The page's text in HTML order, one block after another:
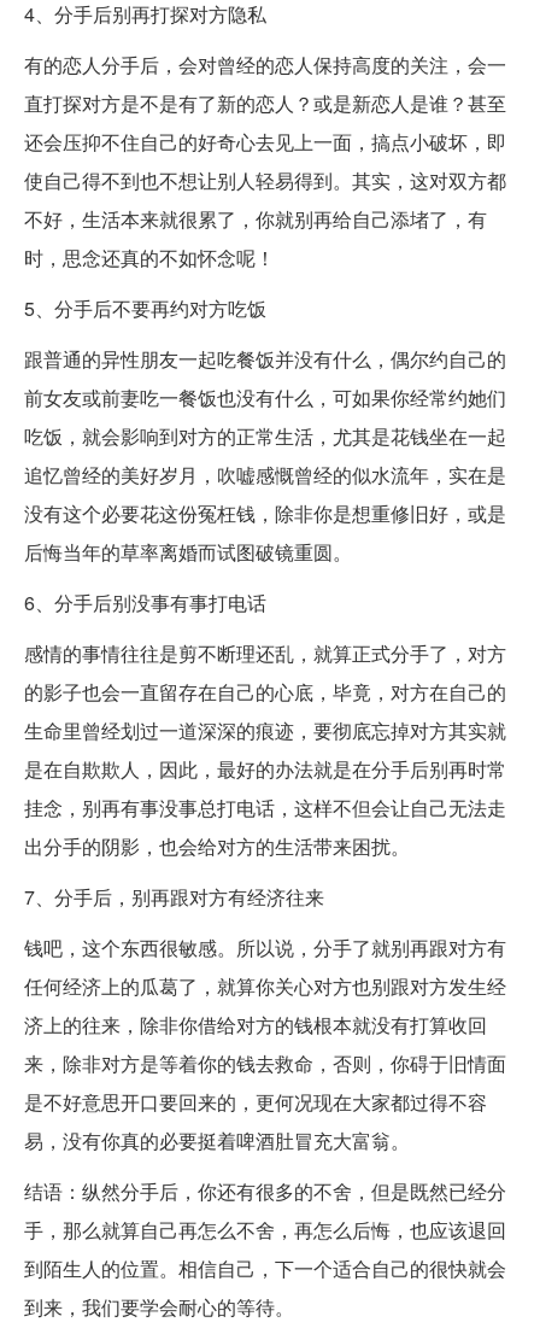
4、分手后别再打探对方隐私
有的恋人分手后，会对曾经的恋人保持高度的关注，会一
直打探对方是不是有了新的恋人？或是新恋人是谁？甚至
还会压抑不住自己的好奇心去见上一面，搞点小破坏，即
使自己得不到也不想让别人轻易得到。其实，这对双方都
不好，生活本来就很累了，你就别再给自己添堵了，有
时，思念还真的不如怀念呢！
5、分手后不要再约对方吃饭
跟普通的异性朋友一起吃餐饭并没有什么，偶尔约自己的
前女友或前妻吃一餐饭也没有什么，可如果你经常约她们
吃饭，就会影响到对方的正常生活，尤其是花钱坐在一起
追忆曾经的美好岁月，吹嘘感慨曾经的似水流年，实在是
没有这个必要花这份冤枉钱，除非你是想重修旧好，或是
后悔当年的草率离婚而试图破镜重圆。
6、分手后别没事有事打电话
感情的事情往往是剪不断理还乱，就算正式分手了，对方
的影子也会一直留存在自己的心底，毕竟，对方在自己的
生命里曾经划过一道深深的痕迹，要彻底忘掉对方其实就
是在自欺欺人，因此，最好的办法就是在分手后别再时常
挂念，别再有事没事总打电话，这样不但会让自己无法走
出分手的阴影，也会给对方的生活带来困扰。
7、分手后，别再跟对方有经济往来
钱吧，这个东西很敏感。所以说，分手了就别再跟对方有
任何经济上的瓜葛了，就算你关心对方也别跟对方发生经
济上的往来，除非你借给对方的钱根本就没有打算收回
来，除非对方是等着你的钱去救命，否则，你碍于旧情面
是不好意思开口要回来的，更何况现在大家都过得不容
易，没有你真的必要挺着啤酒肚冒充大富翁。
结语：纵然分手后，你还有很多的不舍，但是既然已经分
手，那么就算自己再怎么不舍，再怎么后悔，也应该退回
到陌生人的位置。相信自己，下一个适合自己的很快就会
到来，我们要学会耐心的等待。